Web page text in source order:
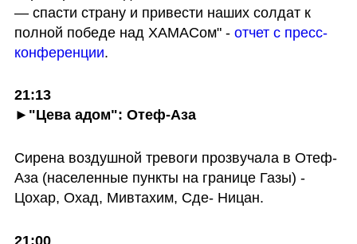
— спасти страну и привести наших солдат к
полной победе над ХАМАСом" - отчет с пресс-
конференции.
21:13
►"Цева адом": Отеф-Аза
Сирена воздушной тревоги прозвучала в Отеф-
Аза (населенные пункты на границе Газы) -
Цохар, Охад, Мивтахим, Сде- Ницан.